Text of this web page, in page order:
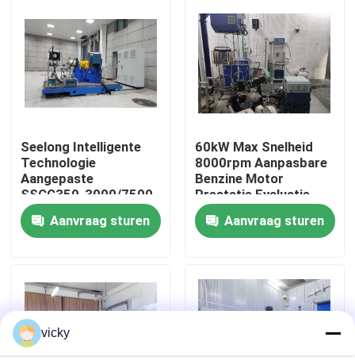
Fabriekstour
Kwaliteitscontrole
Neem contact met ons op
Nieuws
Torsiedynamometer
Hoge snelheidsdynamometer
Seelong Intelligente
Technologie
Aangepaste
SSCG350-3000/7500
350Kw Motor
Prestaties Dyno
Testbank
Aanvraag sturen
60kW Max Snelheid
8000rpm Aanpasbare
Benzine Motor
Prestatie Evaluatie
Elektrische
Dynamometer
Testbank Systeem
Aanvraag sturen
vicky